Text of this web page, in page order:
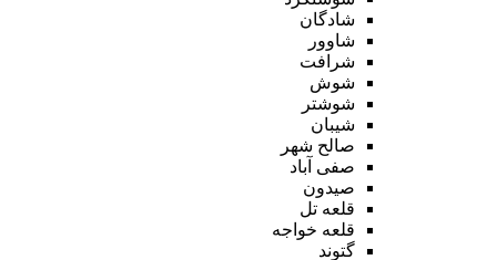
شادگان
شاوور
شرافت
شوش
شوشتر
شیبان
صالح شهر
صفی آباد
صیدون
قلعه تل
قلعه خواجه
گتوند